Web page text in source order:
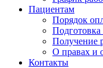
Пациентам
Порядок
Подготовка
Получение
О правах и
Контакты